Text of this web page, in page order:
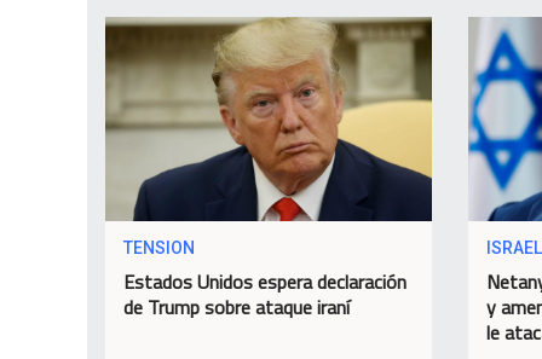
TENSION
Estados Unidos espera declaración
de Trump sobre ataque iraní
ISRAEL
y
le